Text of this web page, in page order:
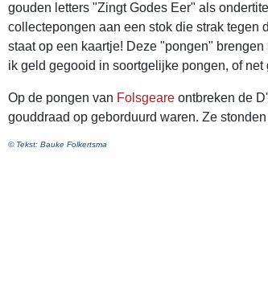
gouden letters "Zingt Godes Eer" als
collectepongen aan een stok die strak tegen
staat op een kaartje! Deze "pongen"
ik geld gegooid in soortgelijke pongen, of net
Op de pongen van Folsgeare ontbreken de
gouddraad op geborduurd waren. Ze
© Tekst: Bauke Folkertsma